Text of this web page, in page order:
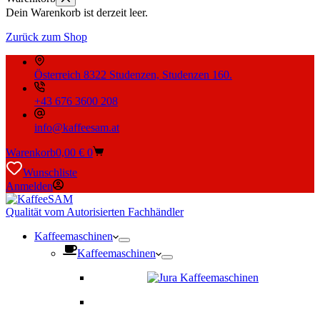
Dein Warenkorb ist derzeit leer.
Zurück zum Shop
Österreich 8322 Studenzen, Studenzen 160.
+43 676 3600 208
info@kaffeesam.at
Warenkorb0,00 € 0
Wunschliste
Anmelden
Qualität vom Autorisierten Fachhändler
Kaffeemaschinen
Kaffeemaschinen